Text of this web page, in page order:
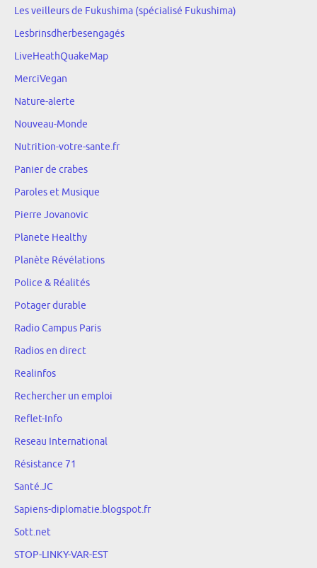
Les veilleurs de Fukushima (spécialisé Fukushima)
Lesbrinsdherbesengagés
LiveHeathQuakeMap
MerciVegan
Nature-alerte
Nouveau-Monde
Nutrition-votre-sante.fr
Panier de crabes
Paroles et Musique
Pierre Jovanovic
Planete Healthy
Planète Révélations
Police & Réalités
Potager durable
Radio Campus Paris
Radios en direct
Realinfos
Rechercher un emploi
Reflet-Info
Reseau International
Résistance 71
Santé.JC
Sapiens-diplomatie.blogspot.fr
Sott.net
STOP-LINKY-VAR-EST